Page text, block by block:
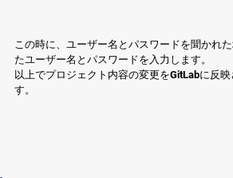
この時に、ユーザー名とパスワードを聞かれ
たユーザー名とパスワードを入力します。
以上でプロジェクト内容の変更をGitLabに反
す。